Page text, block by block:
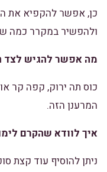
כן, אפשר להקפיא את
ולהפשיר במקרר כמה
מה אפשר להגיש לצד
כוס תה ירוק, קפה קר או
המרענן הזה.
איך לוודא שהקרם
ניתן להוסיף עוד קצת